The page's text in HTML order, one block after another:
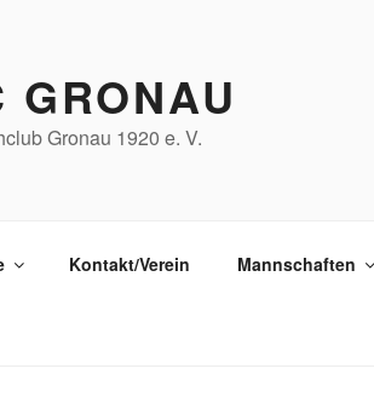
GRONAU
Gronau 1920 e. V.
Kontakt/Verein Mannschaften